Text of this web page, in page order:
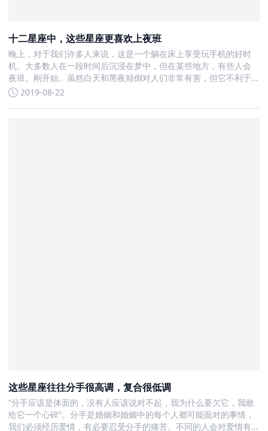
十二星座中，这些星座更喜欢上夜班
晚上，对于我们许多人来说，这是一个躺在床上享受玩手机的好时
机。大多数人在一段时间后沉浸在梦中，但在某些地方，有些人会
夜班。刚开始。虽然白天和黑夜颠倒对人们非常有害，但它不利于
健康2019-08-22
这些星座往往分手很高调，复合很低调
“分手应该是体面的，没有人应该说对不起，我为什么要欠它，我敢
给它一个心碎”。分手是婚姻和婚姻中的每个人都可能面对的事情，
我们必须经历爱情，有必要忍受分手的痛苦。不同的人会对爱情有